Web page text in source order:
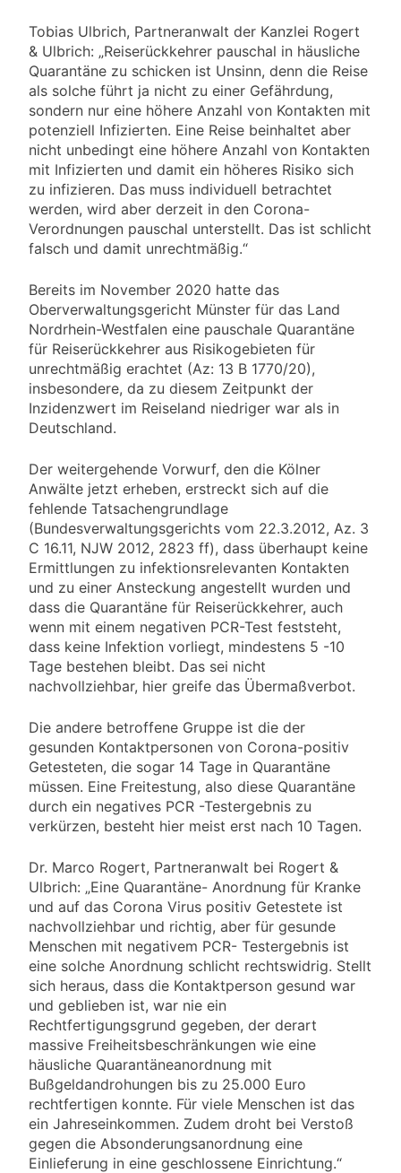
Tobias Ulbrich, Partneranwalt der Kanzlei Rogert
& Ulbrich: „Reiserückkehrer pauschal in häusliche
Quarantäne zu schicken ist Unsinn, denn die Reise
als solche führt ja nicht zu einer Gefährdung,
sondern nur eine höhere Anzahl von Kontakten mit
potenziell Infizierten. Eine Reise beinhaltet aber
nicht unbedingt eine höhere Anzahl von Kontakten
mit Infizierten und damit ein höheres Risiko sich
zu infizieren. Das muss individuell betrachtet
werden, wird aber derzeit in den Corona-
Verordnungen pauschal unterstellt. Das ist schlicht
falsch und damit unrechtmäßig.“
Bereits im November 2020 hatte das
Oberverwaltungsgericht Münster für das Land
Nordrhein-Westfalen eine pauschale Quarantäne
für Reiserückkehrer aus Risikogebieten für
unrechtmäßig erachtet (Az: 13 B 1770/20),
insbesondere, da zu diesem Zeitpunkt der
Inzidenzwert im Reiseland niedriger war als in
Deutschland.
Der weitergehende Vorwurf, den die Kölner
Anwälte jetzt erheben, erstreckt sich auf die
fehlende Tatsachengrundlage
(Bundesverwaltungsgerichts vom 22.3.2012, Az. 3
C 16.11, NJW 2012, 2823 ff), dass überhaupt keine
Ermittlungen zu infektionsrelevanten Kontakten
und zu einer Ansteckung angestellt wurden und
dass die Quarantäne für Reiserückkehrer, auch
wenn mit einem negativen PCR-Test feststeht,
dass keine Infektion vorliegt, mindestens 5 -10
Tage bestehen bleibt. Das sei nicht
nachvollziehbar, hier greife das Übermaßverbot.
Die andere betroffene Gruppe ist die der
gesunden Kontaktpersonen von Corona-positiv
Getesteten, die sogar 14 Tage in Quarantäne
müssen. Eine Freitestung, also diese Quarantäne
durch ein negatives PCR -Testergebnis zu
verkürzen, besteht hier meist erst nach 10 Tagen.
Dr. Marco Rogert, Partneranwalt bei Rogert &
Ulbrich: „Eine Quarantäne- Anordnung für Kranke
und auf das Corona Virus positiv Getestete ist
nachvollziehbar und richtig, aber für gesunde
Menschen mit negativem PCR- Testergebnis ist
eine solche Anordnung schlicht rechtswidrig. Stellt
sich heraus, dass die Kontaktperson gesund war
und geblieben ist, war nie ein
Rechtfertigungsgrund gegeben, der derart
massive Freiheitsbeschränkungen wie eine
häusliche Quarantäneanordnung mit
Bußgeldandrohungen bis zu 25.000 Euro
rechtfertigen konnte. Für viele Menschen ist das
ein Jahreseinkommen. Zudem droht bei Verstoß
gegen die Absonderungsanordnung eine
Einlieferung in eine geschlossene Einrichtung.“